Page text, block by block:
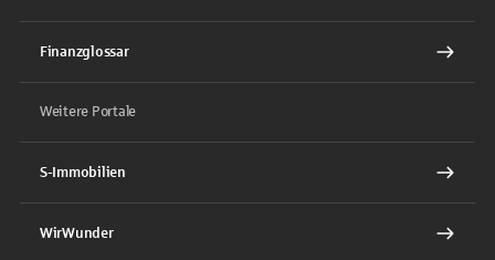
Finanzglossar
Weitere Portale
S-Immobilien
WirWunder